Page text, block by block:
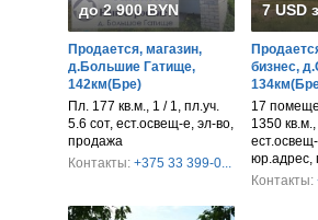
до 2 900 BYN
Продается, магазин,
д.Большие Гатище,
142км(Бре)
Пл. 177 кв.м., 1 / 1, пл.уч.
5.6 сот, ест.освещ-е, эл-во,
продажа
Контакты: +375 33 399-0...
7 USD
бизнес,
17
1350
юр.адрес,
Контакты: